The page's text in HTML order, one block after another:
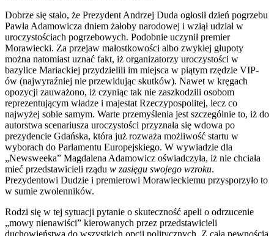
Dobrze się stało, że Prezydent Andrzej Duda ogłosił dzień pogrzebu
Pawła Adamowicza dniem żałoby narodowej i wziął udział w
uroczystościach pogrzebowych. Podobnie uczynił premier
Morawiecki. Za przejaw małostkowości albo zwykłej głupoty
można natomiast uznać fakt, iż organizatorzy uroczystości w
bazylice Mariackiej przydzielili im miejsca w piątym rzędzie VIP-
ów (najwyraźniej nie przewidując skutków). Nawet w kręgach
opozycji zauważono, iż czyniąc tak nie zaszkodzili osobom
reprezentującym władze i majestat Rzeczypospolitej, lecz co
najwyżej sobie samym. Warte przemyślenia jest szczególnie to, iż do
autorstwa scenariusza uroczystości przyznała się wdowa po
prezydencie Gdańska, która już rozważa możliwość startu w
wyborach do Parlamentu Europejskiego. W wywiadzie dla
„Newsweeka” Magdalena Adamowicz oświadczyła, iż nie chciała
mieć przedstawicieli rządu w zasięgu swojego wzroku.
Prezydentowi Dudzie i premierowi Morawieckiemu przysporzyło to
w sumie zwolenników.
Rodzi się w tej sytuacji pytanie o skuteczność apeli o odrzucenie
„mowy nienawiści” kierowanych przez przedstawicieli
duchowieństwa do wszystkich opcji politycznych. Z całą pewnością